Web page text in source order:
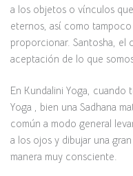
a los objetos o vínculos
eternos, así como tampoco
proporcionar. Santosha, el
aceptación de lo que
En Kundalini Yoga, cuando
Yoga , bien una Sadhana
común a modo general
a los ojos y dibujar una
manera muy consciente.